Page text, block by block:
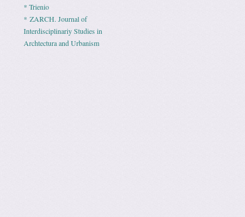
* Trienio
* ZARCH. Journal of
Interdisciplinariy Studies in
Archtectura and Urbanism